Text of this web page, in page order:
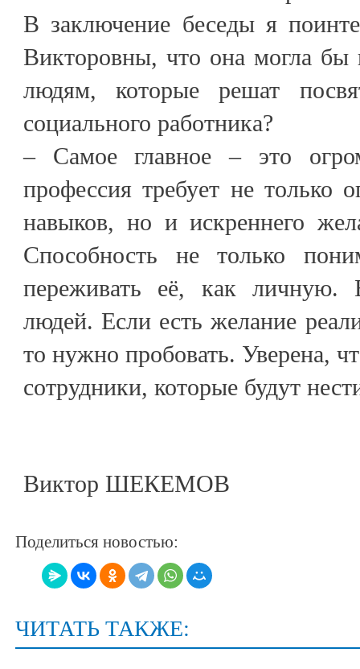
В заключение беседы я
Викторовны, что она могла бы
людям, которые решат
социального работника?
– Самое главное – это
профессия требует не только
навыков, но и искреннего
Способность не только
переживать её, как личную.
людей. Если есть желание
то нужно пробовать. Уверена,
сотрудники, которые будут
Виктор ШЕКЕМОВ
Поделиться новостью:
ЧИТАТЬ ТАКЖЕ: